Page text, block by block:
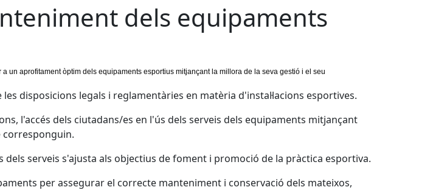
dels equipaments
un aprofitament òptim dels equipaments esportius mitjançant la millora de la seva gestió i el seu
disposicions legals i reglamentàries en matèria d'instal·lacions esportives.
l'accés dels ciutadans/es en l'ús dels serveis dels equipaments mitjançant
corresponguin.
dels serveis s'ajusta als objectius de foment i promoció de la pràctica esportiva.
per assegurar el correcte manteniment i conservació dels mateixos,